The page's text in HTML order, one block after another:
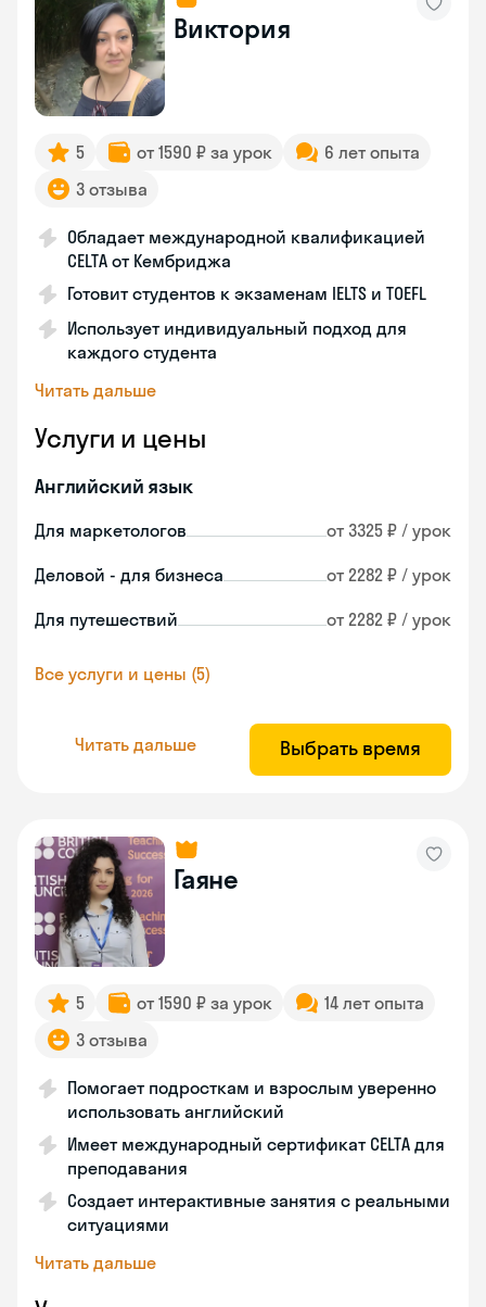
Виктория
5 от 1590 ₽ за урок
6 лет опыта
3 отзыва
Обладает международной квалификацией
CELTA от Кембриджа
Готовит студентов к экзаменам IELTS и TOEFL
Использует индивидуальный подход для
каждого студента
Читать дальше
Услуги и цены
Английский язык
Для маркетологов от 3325 ₽ / урок
Деловой - для бизнеса от 2282 ₽ / урок
Для путешествий от 2282 ₽ / урок
Все услуги и цены (5)
Читать дальше Выбрать время
Гаяне
5 от 1590 ₽ за урок
14 лет опыта
3 отзыва
Помогает подросткам и взрослым уверенно
использовать английский
Имеет международный сертификат CELTA для
преподавания
Создает интерактивные занятия с реальными
ситуациями
Читать дальше